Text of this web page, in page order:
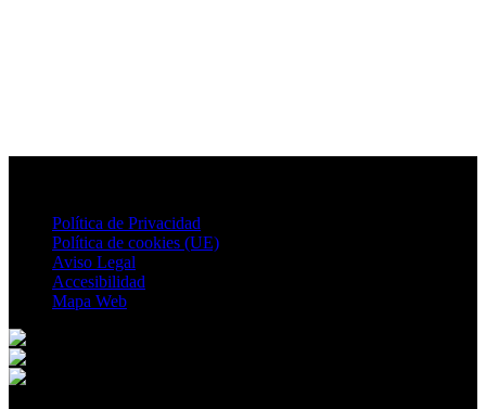
Política de Privacidad
Política de cookies (UE)
Aviso Legal
Accesibilidad
Mapa Web